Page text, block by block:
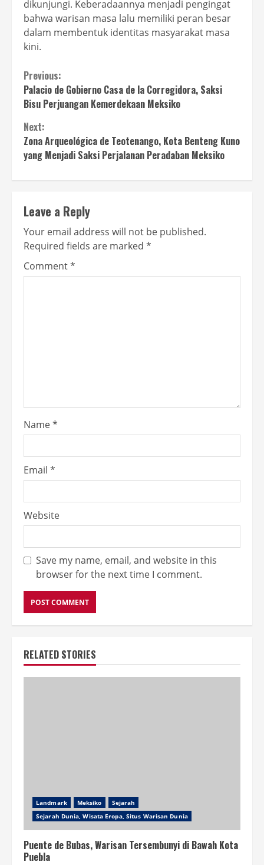
dikunjungi. Keberadaannya menjadi pengingat
bahwa warisan masa lalu memiliki peran besar
dalam membentuk identitas masyarakat masa
kini.
Continue
Reading
Previous:
Palacio de Gobierno Casa de la Corregidora, Saksi
Bisu Perjuangan Kemerdekaan Meksiko
Next:
Zona Arqueológica de Teotenango, Kota Benteng Kuno
yang Menjadi Saksi Perjalanan Peradaban Meksiko
Leave a Reply
Your email address will not be published.
Required fields are marked *
Comment*
Name*
Email *
Website
Save my name, email, and website in this
browser for the next time I comment.
RELATED STORIES
Landmark Meksiko
Sejarah
Sejarah Dunia, Wisata Eropa, Situs Warisan Dunia
Puente de Bubas, Warisan Tersembunyi di Bawah Kota
Puebla